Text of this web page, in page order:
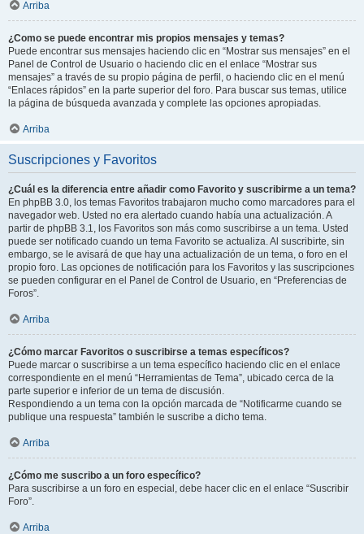
Arriba
¿Como se puede encontrar mis propios mensajes y temas?
Puede encontrar sus mensajes haciendo clic en “Mostrar sus mensajes” en el
Panel de Control de Usuario o haciendo clic en el enlace “Mostrar sus
mensajes” a través de su propio página de perfil, o haciendo clic en el menú
“Enlaces rápidos” en la parte superior del foro. Para buscar sus temas, utilice
la página de búsqueda avanzada y complete las opciones apropiadas.
Arriba
Suscripciones y Favoritos
¿Cuál es la diferencia entre añadir como Favorito y suscribirme a un tema?
En phpBB 3.0, los temas Favoritos trabajaron mucho como marcadores para el
navegador web. Usted no era alertado cuando había una actualización. A
partir de phpBB 3.1, los Favoritos son más como suscribirse a un tema. Usted
puede ser notificado cuando un tema Favorito se actualiza. Al suscribirte, sin
embargo, se le avisará de que hay una actualización de un tema, o foro en el
propio foro. Las opciones de notificación para los Favoritos y las suscripciones
se pueden configurar en el Panel de Control de Usuario, en “Preferencias de
Foros”.
Arriba
¿Cómo marcar Favoritos o suscribirse a temas específicos?
Puede marcar o suscribirse a un tema específico haciendo clic en el enlace
correspondiente en el menú “Herramientas de Tema”, ubicado cerca de la
parte superior e inferior de un tema de discusión.
Respondiendo a un tema con la opción marcada de “Notificarme cuando se
publique una respuesta” también le suscribe a dicho tema.
Arriba
¿Cómo me suscribo a un foro específico?
Para suscribirse a un foro en especial, debe hacer clic en el enlace “Suscribir
Foro”.
Arriba